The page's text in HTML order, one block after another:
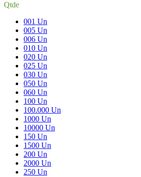
Qtde
001 Un
005 Un
006 Un
010 Un
020 Un
025 Un
030 Un
050 Un
060 Un
100 Un
100.000 Un
1000 Un
10000 Un
150 Un
1500 Un
200 Un
2000 Un
250 Un